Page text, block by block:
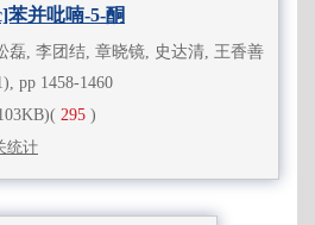
苯并吡喃-5-酮
磊, 李团结, 章晓镜, 史达清, 王香善
pp 1458-1460
( 295 )
统计